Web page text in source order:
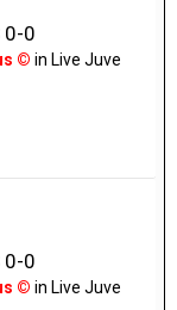
0-0
© in Live Juve
0-0
© in Live Juve